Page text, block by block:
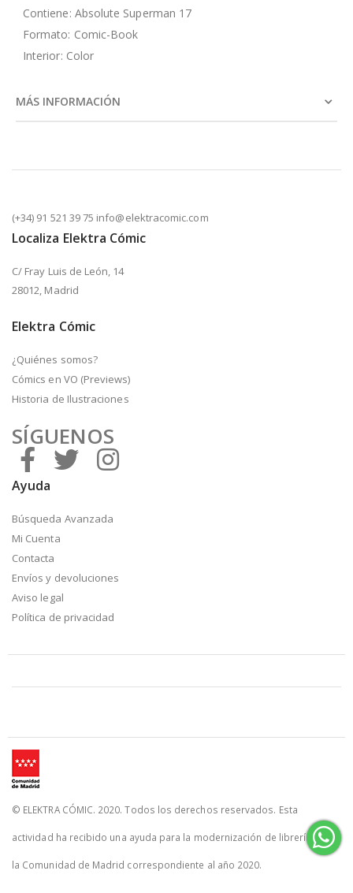
Contiene: Absolute Superman 17
Formato: Comic-Book
Interior: Color
MÁS INFORMACIÓN
(+34) 91 521 39 75 info@elektracomic.com
Localiza Elektra Cómic
C/ Fray Luis de León, 14
28012, Madrid
Elektra Cómic
¿Quiénes somos?
Cómics en VO (Previews)
Historia de Ilustraciones
SÍGUENOS
Ayuda
Búsqueda Avanzada
Mi Cuenta
Contacta
Envíos y devoluciones
Aviso legal
Política de privacidad
© ELEKTRA CÓMIC. 2020. Todos los derechos reservados. Esta
actividad ha recibido una ayuda para la modernización de librerías de
la Comunidad de Madrid correspondiente al año 2020.